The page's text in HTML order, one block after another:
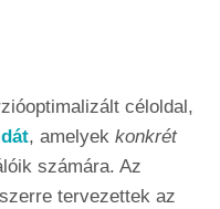
céloldal,
, amelyek konkrét
számára. Az
tervezettek az